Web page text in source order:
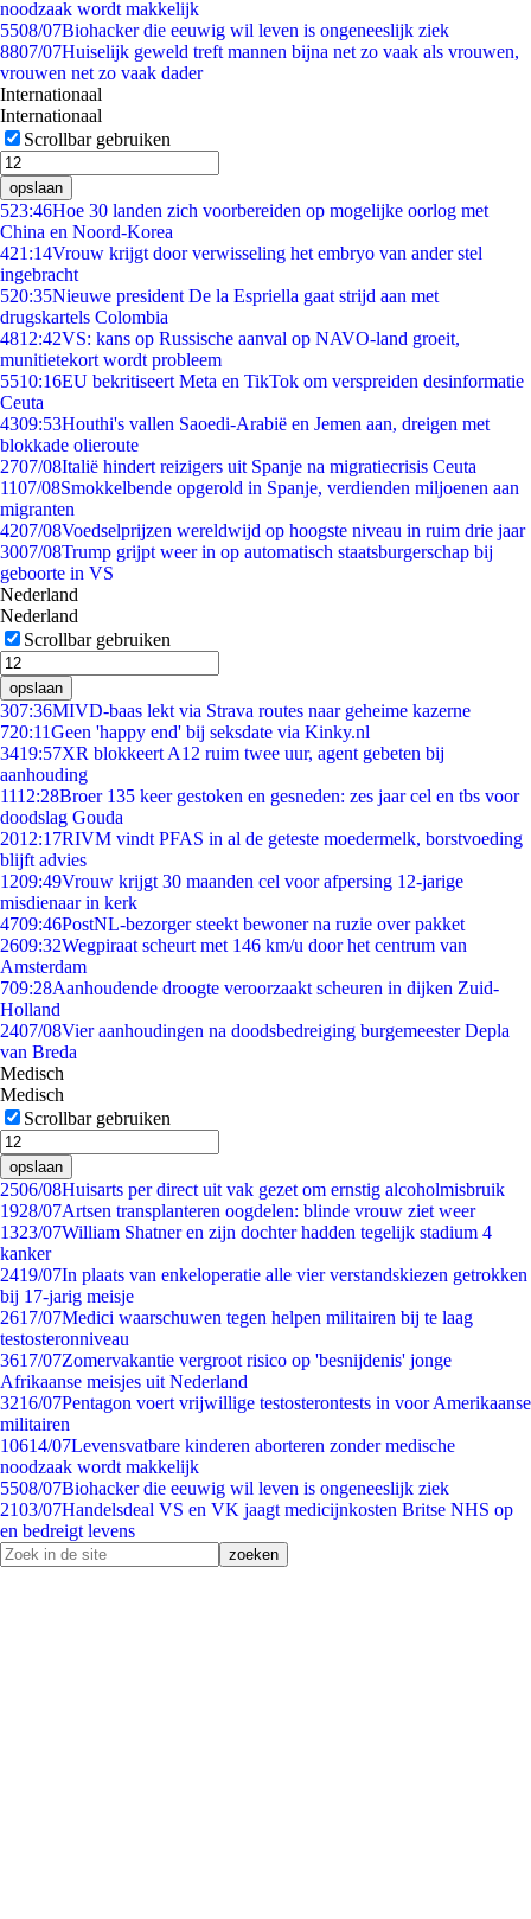
noodzaak wordt makkelijk
5508/07Biohacker die eeuwig wil leven is ongeneeslijk ziek
8807/07Huiselijk geweld treft mannen bijna net zo vaak als vrouwen,
vrouwen net zo vaak dader
Internationaal
Internationaal
Scrollbar gebruiken
opslaan
523:46Hoe 30 landen zich voorbereiden op mogelijke oorlog met
China en Noord-Korea
421:14Vrouw krijgt door verwisseling het embryo van ander stel
ingebracht
520:35Nieuwe president De la Espriella gaat strijd aan met
drugskartels Colombia
4812:42VS: kans op Russische aanval op NAVO-land groeit,
munitietekort wordt probleem
5510:16EU bekritiseert Meta en TikTok om verspreiden desinformatie
Ceuta
4309:53Houthi's vallen Saoedi-Arabië en Jemen aan, dreigen met
blokkade olieroute
2707/08Italië hindert reizigers uit Spanje na migratiecrisis Ceuta
1107/08Smokkelbende opgerold in Spanje, verdienden miljoenen aan
migranten
4207/08Voedselprijzen wereldwijd op hoogste niveau in ruim drie jaar
3007/08Trump grijpt weer in op automatisch staatsburgerschap bij
geboorte in VS
Nederland
Nederland
Scrollbar gebruiken
opslaan
307:36MIVD-baas lekt via Strava routes naar geheime kazerne
720:11Geen 'happy end' bij seksdate via Kinky.nl
3419:57XR blokkeert A12 ruim twee uur, agent gebeten bij
aanhouding
1112:28Broer 135 keer gestoken en gesneden: zes jaar cel en tbs voor
doodslag Gouda
2012:17RIVM vindt PFAS in al de geteste moedermelk, borstvoeding
blijft advies
1209:49Vrouw krijgt 30 maanden cel voor afpersing 12-jarige
misdienaar in kerk
4709:46PostNL-bezorger steekt bewoner na ruzie over pakket
2609:32Wegpiraat scheurt met 146 km/u door het centrum van
Amsterdam
709:28Aanhoudende droogte veroorzaakt scheuren in dijken Zuid-
Holland
2407/08Vier aanhoudingen na doodsbedreiging burgemeester Depla
van Breda
Medisch
Medisch
Scrollbar gebruiken
opslaan
2506/08Huisarts per direct uit vak gezet om ernstig alcoholmisbruik
1928/07Artsen transplanteren oogdelen: blinde vrouw ziet weer
1323/07William Shatner en zijn dochter hadden tegelijk stadium 4
kanker
2419/07In plaats van enkeloperatie alle vier verstandskiezen getrokken
bij 17-jarig meisje
2617/07Medici waarschuwen tegen helpen militairen bij te laag
testosteronniveau
3617/07Zomervakantie vergroot risico op 'besnijdenis' jonge
Afrikaanse meisjes uit Nederland
3216/07Pentagon voert vrijwillige testosterontests in voor Amerikaanse
militairen
10614/07Levensvatbare kinderen aborteren zonder medische
noodzaak wordt makkelijk
5508/07Biohacker die eeuwig wil leven is ongeneeslijk ziek
2103/07Handelsdeal VS en VK jaagt medicijnkosten Britse NHS op
en bedreigt levens